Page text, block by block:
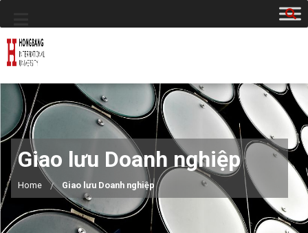
Giao lưu Doanh nghiệp
Home Giao lưu Doanh nghiệp